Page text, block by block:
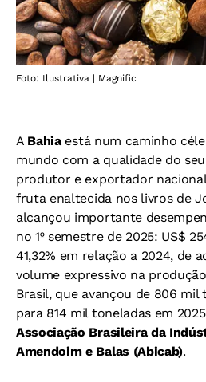
Foto: Ilustrativa | Magnific
A Bahia está num caminho
mundo com a qualidade do seu
produtor e exportador
fruta enaltecida nos livros de
alcançou importante
no 1º semestre de 2025: US$
41,32% em relação a 2024, de
volume expressivo na
Brasil, que avançou de 806 mil
para 814 mil toneladas em
Associação Brasileira da
Amendoim e Balas (Abicab).